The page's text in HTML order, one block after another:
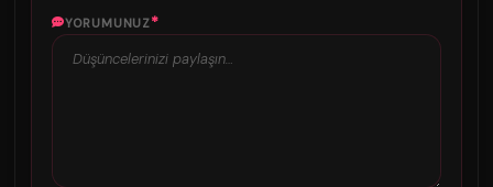
YORUMUNUZ*